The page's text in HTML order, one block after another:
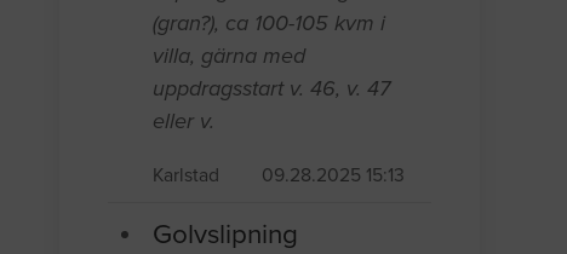
(gran?), ca 100-105 kvm i
villa, gärna med
uppdragsstart v. 46, v. 47
eller v.
Karlstad 09.28.2025 15:13
Golvslipning